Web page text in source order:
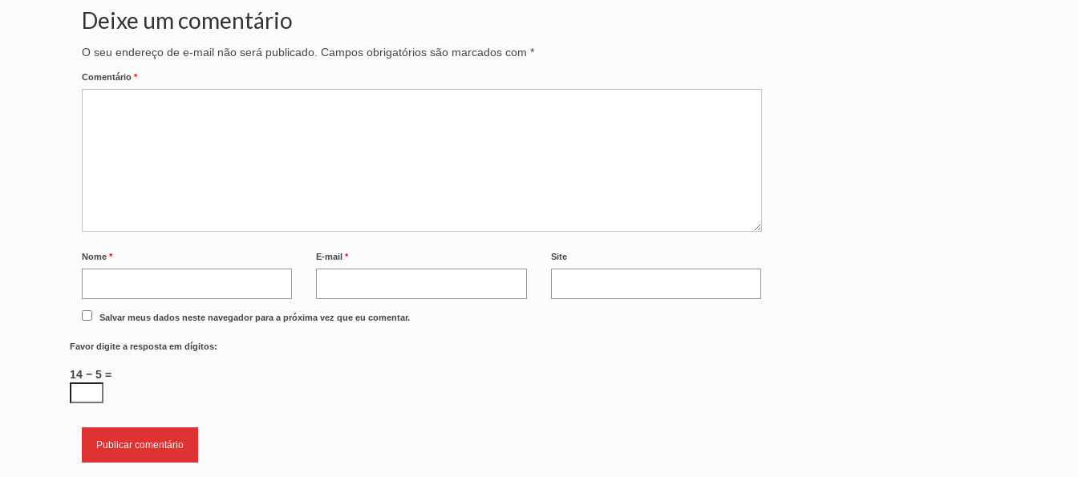
Deixe um comentário
O seu endereço de e-mail não será publicado. Campos obrigatórios são marcados com *
Comentário *
Nome * E-mail* Site
Salvar meus dados neste navegador para a próxima vez que eu comentar.
Favor digite a resposta em dígitos:
14 − 5 =